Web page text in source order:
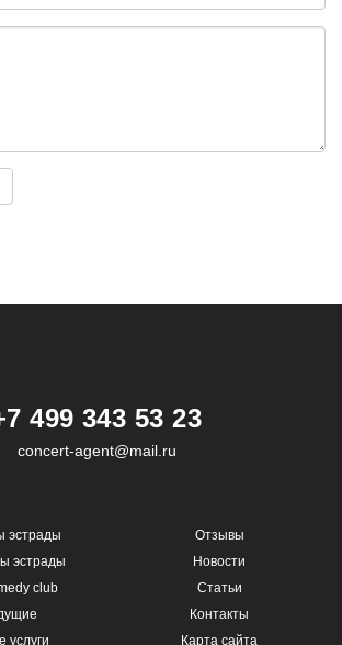
499 343 53 23
concert-agent@mail.ru
эстрады
эстрады
club
услуги
Отзывы
Новости
Статьи
Контакты
Карта сайта